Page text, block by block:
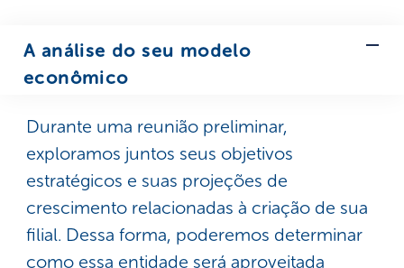
A análise do seu modelo
econômico
Durante uma reunião preliminar,
exploramos juntos seus objetivos
estratégicos e suas projeções de
crescimento relacionadas à criação de sua
filial. Dessa forma, poderemos determinar
como essa entidade será aproveitada